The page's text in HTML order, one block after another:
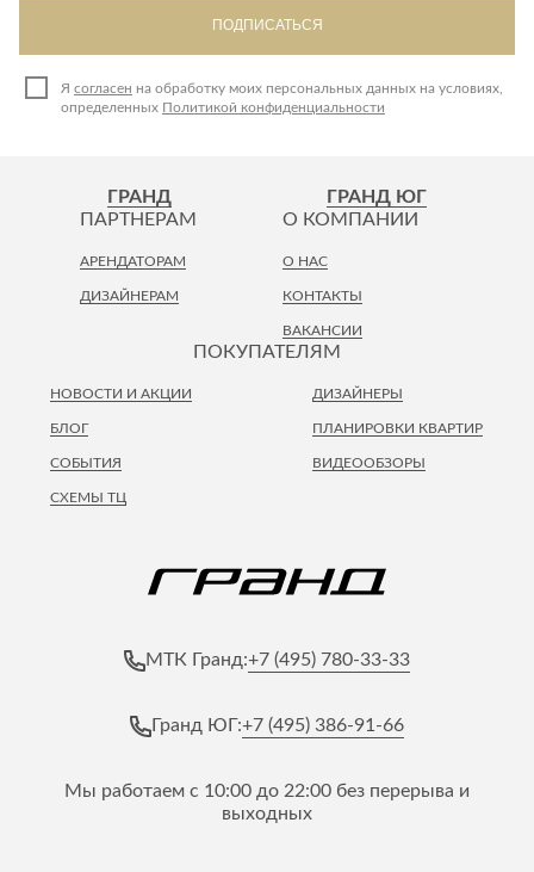
ПОДПИСАТЬСЯ
Я согласен на обработку моих персональных данных на условиях,
определенных Политикой конфиденциальности
ГРАНД ГРАНД ЮГ
ПОКУПАТЕЛЯМ
НОВОСТИ И АКЦИИ
ПЛАНИРОВКИ КВАРТИР
ВИДЕООБЗОРЫ
БЛОГ
СОБЫТИЯ
СХЕМЫ ТЦ
ДИЗАЙНЕРЫ
ПАРТНЕРАМ
АРЕНДАТОРАМ
ДИЗАЙНЕРАМ
О КОМПАНИИ
О НАС
КОНТАКТЫ
ВАКАНСИИ
МТК Гранд:+7 (495) 780-33-33
Гранд ЮГ:+7 (495) 386-91-66
Мы работаем с 10:00 до 22:00 без перерыва и
выходных